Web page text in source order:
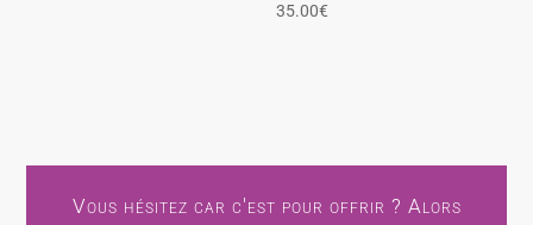
35.00€
Vous hésitez car c'est pour offrir ? Alors